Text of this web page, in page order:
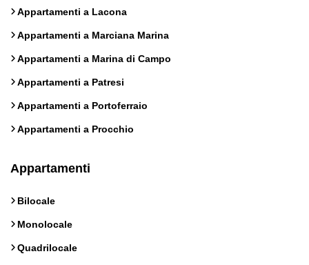
Appartamenti a Lacona
Appartamenti a Marciana Marina
Appartamenti a Marina di Campo
Appartamenti a Patresi
Appartamenti a Portoferraio
Appartamenti a Procchio
Appartamenti
Bilocale
Monolocale
Quadrilocale